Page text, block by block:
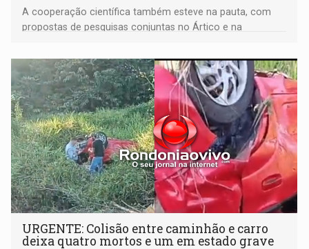
A cooperação científica também esteve na pauta, com
propostas de pesquisas conjuntas no Ártico e na
URGENTE: Colisão entre caminhão e carro
deixa quatro mortos e um em estado grave